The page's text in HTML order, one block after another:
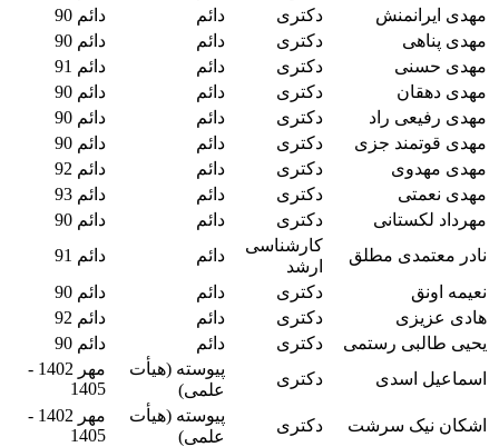
مهدی ایرانمنش
دکتری دائم
دائم 90
مهدی پناهی
دکتری دائم
دائم 90
مهدی حسنی
دکتری دائم
دائم 91
مهدی دهقان
دکتری دائم
دائم 90
مهدی رفیعی راد
دکتری دائم
دائم 90
مهدی قوتمند جزی
دکتری دائم
دائم 90
مهدی مهدوی
دکتری دائم
دائم 92
مهدی نعمتی
دکتری دائم
دائم 93
مهرداد لکستانی
دکتری دائم
دائم 90
نادر معتمدی مطلق
کارشناسی
ارشد
دائم
دائم 91
نعیمه اونق
دکتری دائم
دائم 90
هادی عزیزی
دکتری دائم
دائم 92
یحیی طالبی رستمی
دکتری دائم
دائم 90
اسماعیل اسدی
دکتری
پیوسته (هیأت
علمی)
مهر 1402 -
1405
اشکان نیک سرشت
دکتری
پیوسته (هیأت
علمی)
مهر 1402 -
1405